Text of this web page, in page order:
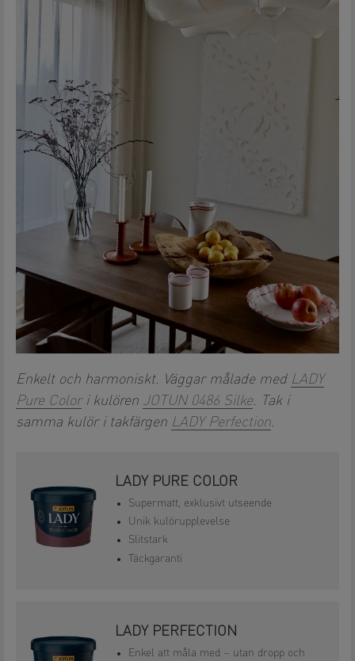
Enkelt och harmoniskt. Väggar målade med LADY
Pure Colori kulören JOTUN 0486 Silke. Tak i
samma kulör i takfärgen LADY Perfection.
LADY PURE COLOR
Supermatt, exklusivt utseende
Unik kulörupplevelse
Slitstark
Täckgaranti
LADY PERFECTION
Enkel att måla med – utan dropp och